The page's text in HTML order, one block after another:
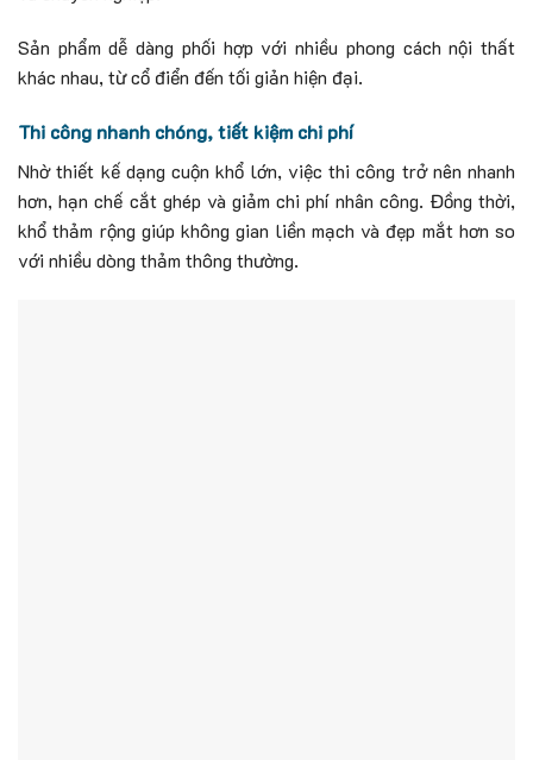
Sản phẩm dễ dàng phối hợp với nhiều phong cách nội thất
khác nhau, từ cổ điển đến tối giản hiện đại.
Thi công nhanh chóng, tiết kiệm chi phí
Nhờ thiết kế dạng cuộn khổ lớn, việc thi công trở nên nhanh
hơn, hạn chế cắt ghép và giảm chi phí nhân công. Đồng thời,
khổ thảm rộng giúp không gian liền mạch và đẹp mắt hơn so
với nhiều dòng thảm thông thường.